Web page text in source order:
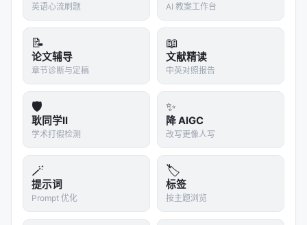
英语心流刷题 AI 教案工作台
📝
论文辅导
章节诊断与定稿
📖
文献精读
中英对照报告
🛡️
耿同学II
学术打假检测
✨
降 AIGC
改写更像人写
🪄
提示词
Prompt 优化
🏷️
标签
按主题浏览